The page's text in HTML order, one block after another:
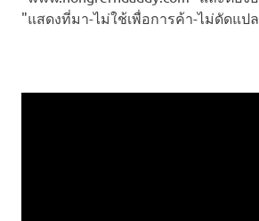
"แสดงที่มา-ไม่ใช้เพื่อการค้า-ไม่ดัดแป